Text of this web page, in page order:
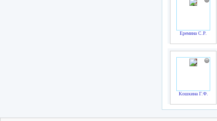
Еремина С.Р.
Кошкина Г.Ф.